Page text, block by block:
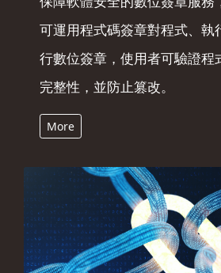
可運用程式碼簽章對程式、執
行數位簽章，使用者可驗證程
完整性，並防止篡改。
More